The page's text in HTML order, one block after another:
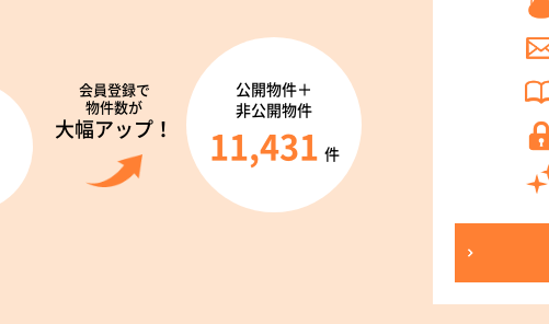
会員登録で
物件数が
大幅アップ！
公開物件＋
非公開物件
11,431 件